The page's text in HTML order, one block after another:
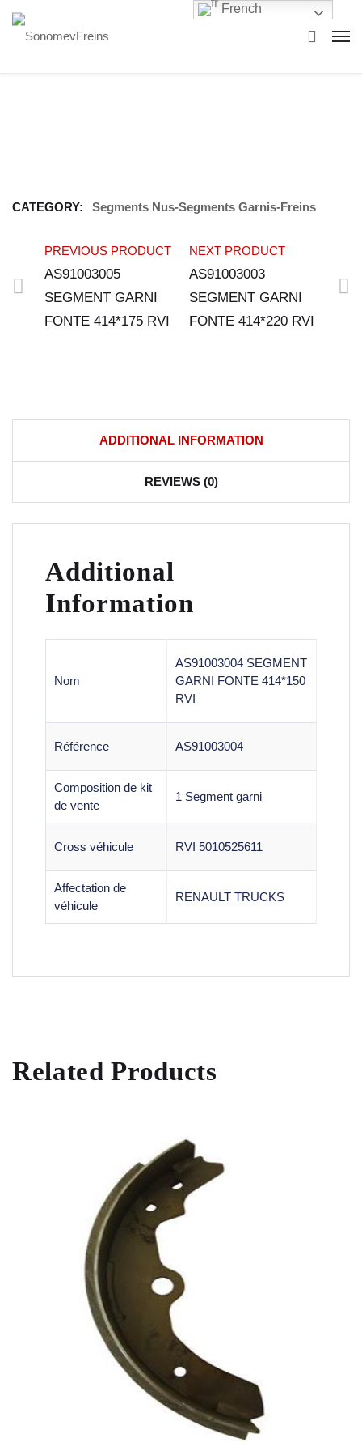
CATEGORY: Segments Nus-Segments Garnis-Freins
PREVIOUS PRODUCT
AS91003005
SEGMENT GARNI
FONTE 414*175 RVI
NEXT PRODUCT
AS91003003
SEGMENT GARNI
FONTE 414*220 RVI
ADDITIONAL INFORMATION
REVIEWS (0)
Additional
Information
Nom
AS91003004 SEGMENT
GARNI FONTE 414*150
RVI
Référence AS91003004
Composition de kit
de vente
1 Segment garni
Cross véhicule RVI 5010525611
Affectation de
véhicule
RENAULT TRUCKS
Related Products
French